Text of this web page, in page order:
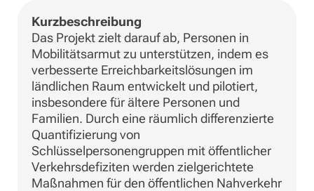
Kurzbeschreibung
Das Projekt zielt darauf ab, Personen in
Mobilitätsarmut zu unterstützen, indem es
verbesserte Erreichbarkeitslösungen im
ländlichen Raum entwickelt und pilotiert,
insbesondere für ältere Personen und
Familien. Durch eine räumlich differenzierte
Quantifizierung von
Schlüsselpersonengruppen mit öffentlicher
Verkehrsdefiziten werden zielgerichtete
Maßnahmen für den öffentlichen Nahverkehr